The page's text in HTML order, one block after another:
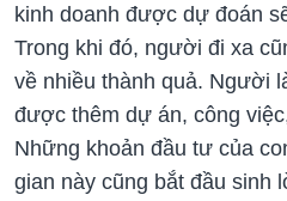
kinh doanh được dự đoán
Trong khi đó, người đi xa
về nhiều thành quả. Người
được thêm dự án, công
Những khoản đầu tư của
gian này cũng bắt đầu sinh